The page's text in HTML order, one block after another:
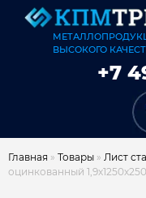
ВЫСОКОГО
+7
Главная » Товары » Лист
оцинкованный